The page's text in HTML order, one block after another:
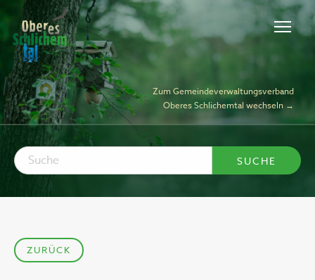
Zum Gemeindeverwaltungsverband
Oberes Schlichemtal wechseln →
ZURÜCK